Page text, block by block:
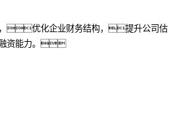
，优化企业财务结构，提升公司估
资能力。